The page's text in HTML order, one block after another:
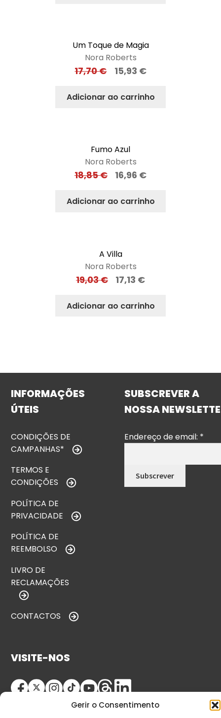
Gerir o Consentimento
Um Toque de Magia
Nora Roberts
17,70€ 15,93 €
Adicionar ao carrinho
Fumo Azul
Nora Roberts
18,85€ 16,96 €
Adicionar ao carrinho
A Villa
Nora Roberts
19,03€ 17,13 €
Adicionar ao carrinho
INFORMAÇÕES
ÚTEIS
CONDIÇÕES DE
CAMPANHAS*
TERMOS E
CONDIÇÕES
POLÍTICA DE
PRIVACIDADE
POLÍTICA DE
REEMBOLSO
LIVRO DE
RECLAMAÇÕES
CONTACTOS
SUBSCREVER A
NOSSA
Endereço de email: *
VISITE-NOS